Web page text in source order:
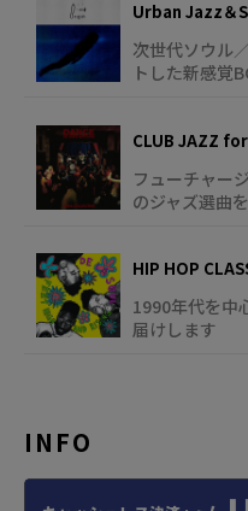
Urban Jazz＆
次世代ソウル
トした新感覚
CLUB JAZZ
フューチャー
のジャズ選曲を
HIP HOP
1990年代を中
届けします
INFO